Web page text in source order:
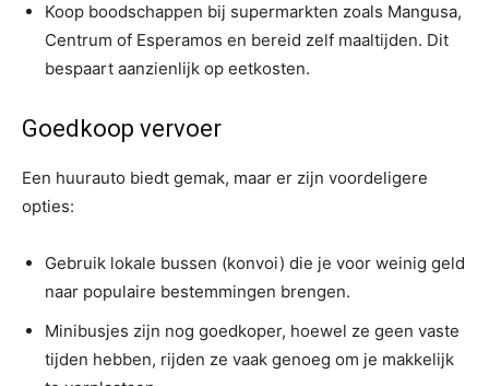
Koop boodschappen bij supermarkten zoals Mangusa,
Centrum of Esperamos en bereid zelf maaltijden. Dit
bespaart aanzienlijk op eetkosten.
Goedkoop vervoer
Een huurauto biedt gemak, maar er zijn voordeligere
opties:
Gebruik lokale bussen (konvoi) die je voor weinig geld
naar populaire bestemmingen brengen.
Minibusjes zijn nog goedkoper, hoewel ze geen vaste
tijden hebben, rijden ze vaak genoeg om je makkelijk